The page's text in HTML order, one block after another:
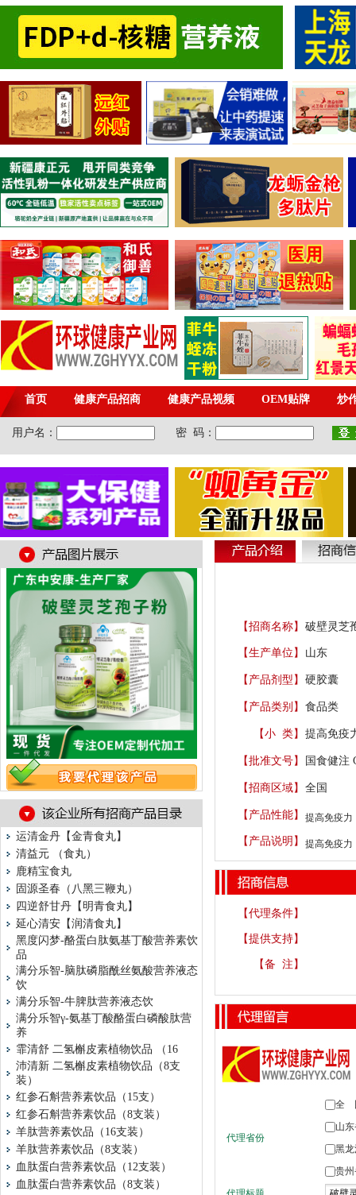
运清金丹【金青食丸】
清益元 （食丸）
鹿精宝食丸
固源圣春（八黑三鞭丸）
四逆舒甘丹【明青食丸】
延心清安【润清食丸】
黑度闪梦-酪蛋白肽氨基丁酸营养素饮
品
满分乐智-脑肽磷脂酰丝氨酸营养液态
饮
满分乐智-牛脾肽营养液态饮
满分乐智γ-氨基丁酸酪蛋白磷酸肽营
养
霏清舒 二氢槲皮素植物饮品 （16
沛清新 二氢槲皮素植物饮品（8支
装）
红参石斛营养素饮品（15支）
红参石斛营养素饮品（8支装）
羊肽营养素饮品（16支装）
羊肽营养素饮品（8支装）
血肽蛋白营养素饮品（12支装）
血肽蛋白营养素饮品（8支装）
【招商名称】 破壁灵芝
【生产单位】 山东
【产品剂型】 硬胶囊
【产品类别】 食品类
【小 类】 提高免疫
【批准文号】 国食健注
【招商区域】 全国
【产品性能】 提高免疫力
【产品说明】 提高免疫力
【代理条件】
【提供支持】
【备 注】